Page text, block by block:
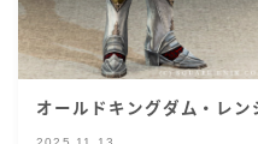
オールドキングダム・レン